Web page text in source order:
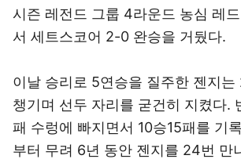
시즌 레전드 그룹 4라운드 농심 레
서 세트스코어 2-0 완승을 거뒀다.
이날 승리로 5연승을 질주한 젠지
챙기며 선두 자리를 굳건히 지켰다.
패 수렁에 빠지면서 10승15패를 기
부터 무려 6년 동안 젠지를 24번 만